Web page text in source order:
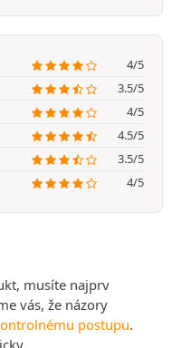
4/5
3.5/5
4/5
4.5/5
3.5/5
4/5
musíte najprv
vás, že názory
postupu.